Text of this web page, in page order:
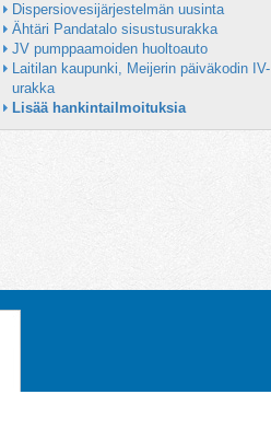
Dispersiovesijärjestelmän uusinta
Ähtäri Pandatalo sisustusurakka
JV pumppaamoiden huoltoauto
Laitilan kaupunki, Meijerin päiväkodin IV-
urakka
Lisää hankintailmoituksia